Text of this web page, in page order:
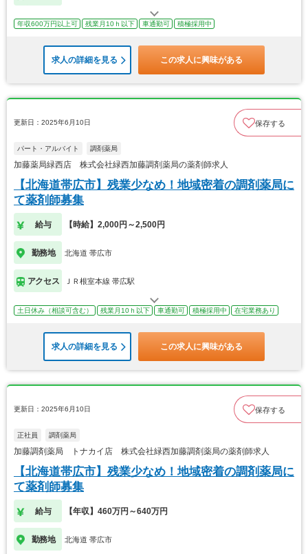
年収600万円以上可 残業月10ｈ以下 車通勤可 積極採用中
求人の詳細を見る この求人に興味がある
更新日：2025年6月10日 保存する
パート・アルバイト 調剤薬局
加藤薬局緑西店 株式会社緑西加藤調剤薬局の薬剤師求人
【北海道帯広市】残業少なめ！地域密着の調剤薬局に
て薬剤師募集
給与 【時給】2,000円～2,500円
勤務地 北海道 帯広市
アクセス ＪＲ根室本線 帯広駅
土日休み（相談可含む） 残業月10ｈ以下 車通勤可 積極採用中 在宅業務あり
求人の詳細を見る この求人に興味がある
更新日：2025年6月10日 保存する
正社員 調剤薬局
加藤調剤薬局 トナカイ店 株式会社緑西加藤調剤薬局の薬剤師求人
【北海道帯広市】残業少なめ！地域密着の調剤薬局に
て薬剤師募集
給与 【年収】460万円～640万円
勤務地 北海道 帯広市